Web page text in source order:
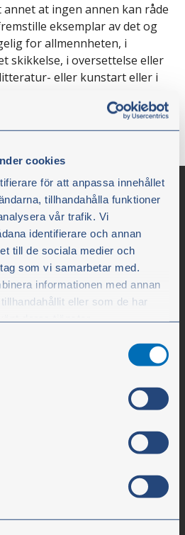
cookies
för att anpassa innehållet
tillhandahålla funktioner
vår trafik. Vi
identifierare och annan
till de sociala medier och
som vi samarbetar med.
informationen med annan
eller som de har
ditt val. För att återkalla ditt
ikonen” längst ned till
at ingen annen kan råde
eksemplar av det og
for allmennheten, i
skikkelse, i oversettelse eller
eller kunstart eller i